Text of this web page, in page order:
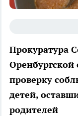
Прокуратура
Оренбургской
проверку
детей,
родителей